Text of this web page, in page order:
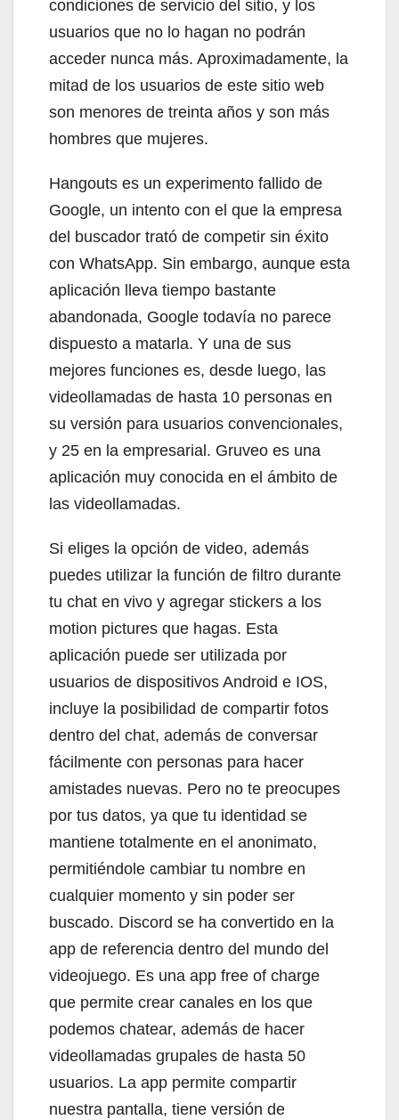
condiciones de servicio del sitio, y los
usuarios que no lo hagan no podrán
acceder nunca más. Aproximadamente, la
mitad de los usuarios de este sitio web
son menores de treinta años y son más
hombres que mujeres.
Hangouts es un experimento fallido de
Google, un intento con el que la empresa
del buscador trató de competir sin éxito
con WhatsApp. Sin embargo, aunque esta
aplicación lleva tiempo bastante
abandonada, Google todavía no parece
dispuesto a matarla. Y una de sus
mejores funciones es, desde luego, las
videollamadas de hasta 10 personas en
su versión para usuarios convencionales,
y 25 en la empresarial. Gruveo es una
aplicación muy conocida en el ámbito de
las videollamadas.
Si eliges la opción de video, además
puedes utilizar la función de filtro durante
tu chat en vivo y agregar stickers a los
motion pictures que hagas. Esta
aplicación puede ser utilizada por
usuarios de dispositivos Android e IOS,
incluye la posibilidad de compartir fotos
dentro del chat, además de conversar
fácilmente con personas para hacer
amistades nuevas. Pero no te preocupes
por tus datos, ya que tu identidad se
mantiene totalmente en el anonimato,
permitiéndole cambiar tu nombre en
cualquier momento y sin poder ser
buscado. Discord se ha convertido en la
app de referencia dentro del mundo del
videojuego. Es una app free of charge
que permite crear canales en los que
podemos chatear, además de hacer
videollamadas grupales de hasta 50
usuarios. La app permite compartir
nuestra pantalla, tiene versión de